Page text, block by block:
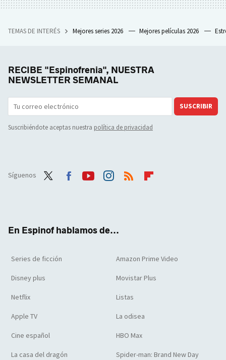
TEMAS DE INTERÉS Mejores series 2026 Mejores películas 2026
RECIBE "Espinofrenia", NUESTRA
NEWSLETTER SEMANAL
SUSCRIBIR
Suscribiéndote aceptas nuestra política de privacidad
Síguenos
En Espinof hablamos de...
Series de ficción Amazon Prime Video
Disney plus Movistar Plus
Netflix Listas
Apple TV La odisea
Cine español HBO Max
La casa del dragón Spider-man: Brand New Day